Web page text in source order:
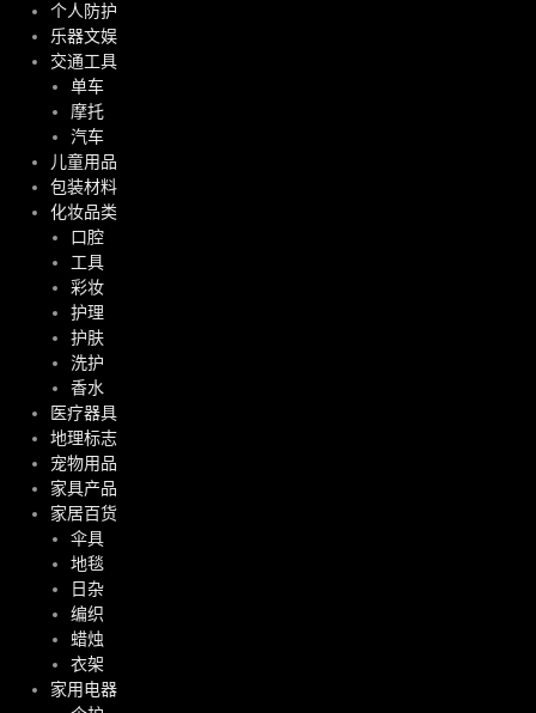
个人防护
乐器文娱
交通工具
单车
摩托
汽车
儿童用品
包装材料
化妆品类
口腔
工具
彩妆
护理
护肤
洗护
香水
医疗器具
地理标志
宠物用品
家具产品
家居百货
伞具
地毯
日杂
编织
蜡烛
衣架
家用电器